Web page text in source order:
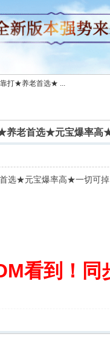
打★养老首选★ ...
养老首选★元宝爆率
选★元宝爆率高★一切可
看到！